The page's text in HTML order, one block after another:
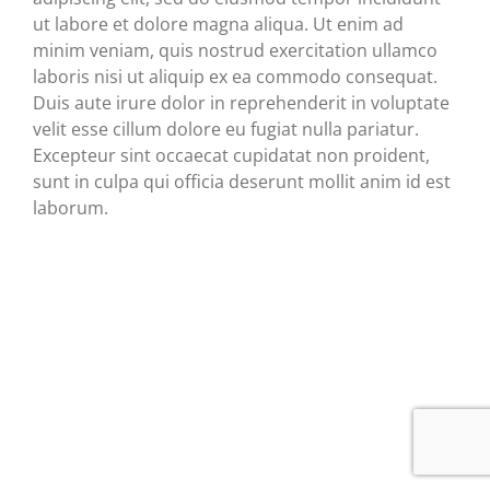
ut labore et dolore magna aliqua. Ut enim ad
minim veniam, quis nostrud exercitation ullamco
laboris nisi ut aliquip ex ea commodo consequat.
Duis aute irure dolor in reprehenderit in voluptate
velit esse cillum dolore eu fugiat nulla pariatur.
Excepteur sint occaecat cupidatat non proident,
sunt in culpa qui officia deserunt mollit anim id est
laborum.